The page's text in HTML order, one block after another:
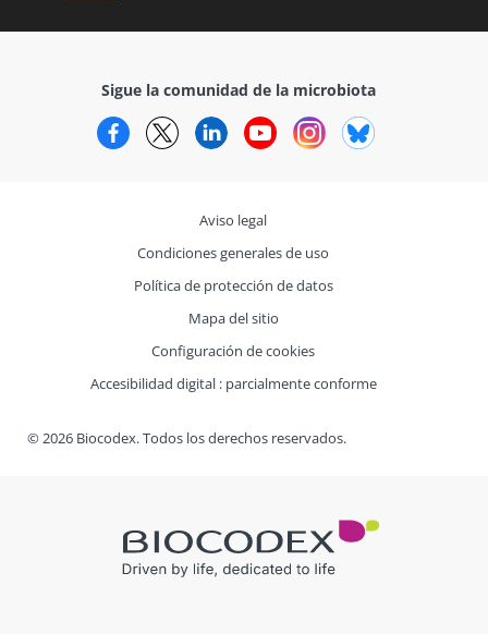
Sigue la comunidad de la microbiota
FacebookTwitterLinkedInYouTubeInstagram
© 2026 Biocodex. Todos los derechos reservados.
Aviso legal
Condiciones generales de uso
Política de protección de datos
Mapa del sitio
Configuración de cookies
Accesibilidad digital : parcialmente conforme